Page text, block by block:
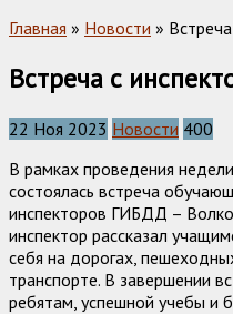
Главная » Новости »
Встреча с
22 Ноя 2023 Новости 400
В рамках проведения
состоялась встреча
инспекторов ГИБДД –
инспектор рассказал
себя на дорогах,
транспорте. В завершении
ребятам, успешной учебы и